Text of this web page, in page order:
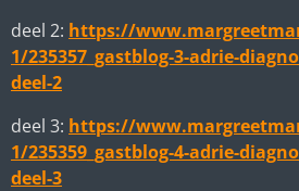
deel 2: https://
1/235357_gastblog-3-adrie-
deel-2
deel 3: https://
1/235359_gastblog-4-adrie-
deel-3